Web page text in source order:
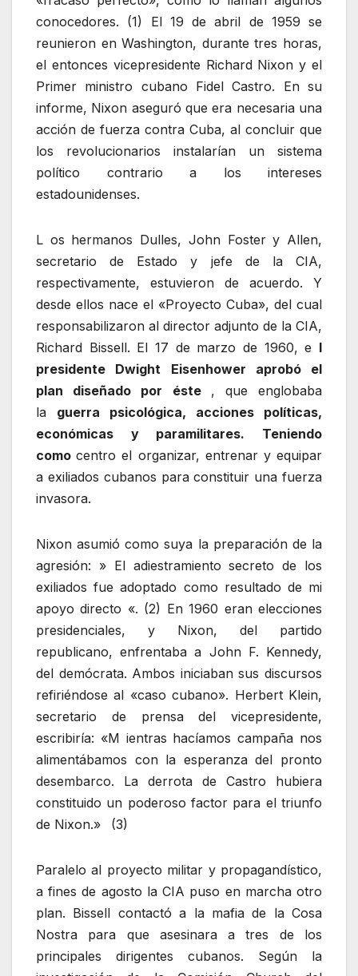
conocedores. (1) El 19 de abril de 1959 se
reunieron en Washington, durante tres horas,
el entonces vicepresidente Richard Nixon y el
Primer ministro cubano Fidel Castro. En su
informe, Nixon aseguró que era necesaria una
acción de fuerza contra Cuba, al concluir que
los revolucionarios instalarían un sistema
político contrario a los intereses
estadounidenses.
L os hermanos Dulles, John Foster y Allen,
secretario de Estado y jefe de la CIA,
respectivamente, estuvieron de acuerdo. Y
desde ellos nace el «Proyecto Cuba», del cual
responsabilizaron al director adjunto de la CIA,
Richard Bissell. El 17 de marzo de 1960, e l
presidente Dwight Eisenhower aprobó el
plan diseñado por éste , que englobaba
la guerra psicológica, acciones políticas,
económicas y paramilitares. Teniendo
comocentro el organizar, entrenar y equipar
a exiliados cubanos para constituir una fuerza
invasora.
Nixon asumió como suya la preparación de la
agresión: » El adiestramiento secreto de los
exiliados fue adoptado como resultado de mi
apoyo directo «. (2) En 1960 eran elecciones
presidenciales, y Nixon, del partido
republicano, enfrentaba a John F. Kennedy,
del demócrata. Ambos iniciaban sus discursos
refiriéndose al «caso cubano». Herbert Klein,
secretario de prensa del vicepresidente,
escribiría: «M ientras hacíamos campaña nos
alimentábamos con la esperanza del pronto
desembarco. La derrota de Castro hubiera
constituido un poderoso factor para el triunfo
de Nixon.»
(3)
Paralelo al proyecto militar y propagandístico,
a fines de agosto la CIA puso en marcha otro
plan. Bissell contactó a la mafia de la Cosa
Nostra para que asesinara a tres de los
principales dirigentes cubanos. Según la